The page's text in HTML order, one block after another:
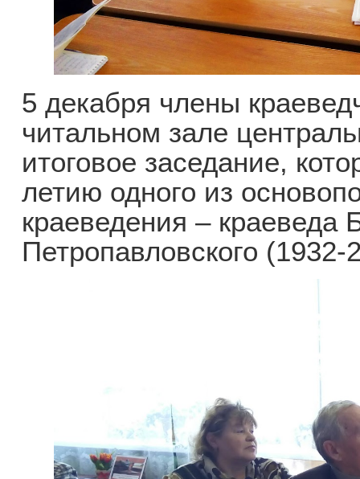
5 декабря члены
читальном зале
итоговое заседание,
летию одного из
краеведения – краеведа
Петропавловского (1932-